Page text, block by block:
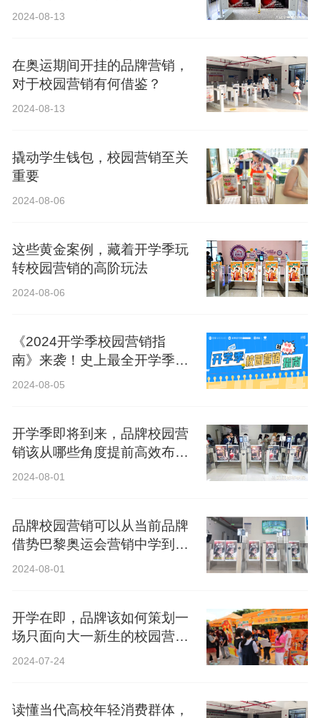
2024-08-13
在奥运期间开挂的品牌营销，
对于校园营销有何借鉴？
2024-08-13
撬动学生钱包，校园营销至关
重要
2024-08-06
这些黄金案例，藏着开学季玩
转校园营销的高阶玩法
2024-08-06
《2024开学季校园营销指
南》来袭！史上最全开学季营
销攻略！
2024-08-05
开学季即将到来，品牌校园营
销该从哪些角度提前高效布
局？
2024-08-01
品牌校园营销可以从当前品牌
借势巴黎奥运会营销中学到什
么？
2024-08-01
开学在即，品牌该如何策划一
场只面向大一新生的校园营
销？
2024-07-24
读懂当代高校年轻消费群体，